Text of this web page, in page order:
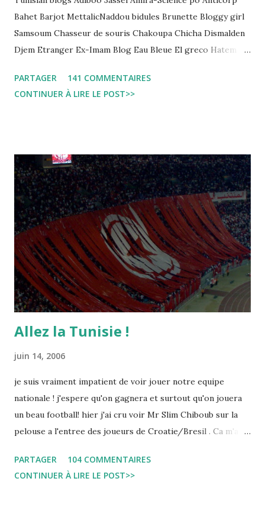
Bahet Barjot MettalicNaddou bidules Brunette Bloggy girl
Samsoum Chasseur de souris Chakoupa Chicha Dismalden
Djem Etranger Ex-Imam Blog Eau Bleue El greco Hatem
Leila fi amarikia Little Sarah American girl Massir mots a
dire Mouch ex Mazzika Tun...
PARTAGER
141 COMMENTAIRES
CONTINUER À LIRE LE POST>>
Allez la Tunisie !
juin 14, 2006
je suis vraiment impatient de voir jouer notre equipe
nationale ! j'espere qu'on gagnera et surtout qu'on jouera
un beau football! hier j'ai cru voir Mr Slim Chiboub sur la
pelouse a l'entree des joueurs de Croatie/Bresil . Ca m'a
instances internationales.( Je me demande d'ailleurs a quoi
est due cette absence !). Anyway... Inchallah Marbouha !
PARTAGER
104 COMMENTAIRES
CONTINUER À LIRE LE POST>>